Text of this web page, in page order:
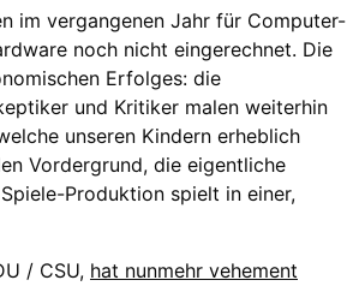
im vergangenen Jahr für Computer-
noch nicht eingerechnet. Die
Erfolges: die
und Kritiker malen weiterhin
unseren Kindern erheblich
Vordergrund, die eigentliche
Produktion spielt in einer,
/ CSU, hat nunmehr vehement